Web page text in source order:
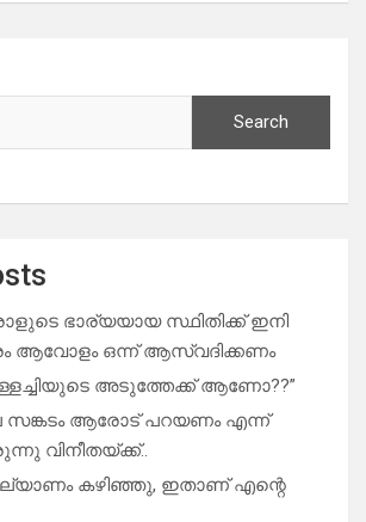
Search
ഭാര്യയായ സ്ഥിതിക്ക് ഇനി
ആവോളം ഒന്ന് ആസ്വദിക്കണം
അടുത്തേക്ക് ആണോ??”
സങ്കടം ആരോട് പറയണം എന്ന്
വിനീതയ്ക്ക്..
കഴിഞ്ഞു, ഇതാണ് എന്റെ